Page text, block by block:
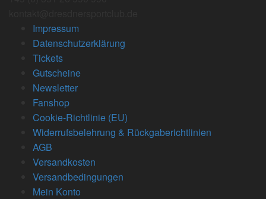
Impressum
Datenschutzerklärung
Tickets
Gutscheine
Newsletter
Fanshop
Cookie-Richtlinie (EU)
Widerrufsbelehrung & Rückgaberichtlinien
AGB
Versandkosten
Versandbedingungen
Mein Konto